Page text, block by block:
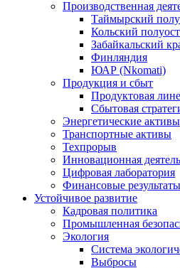
Производственная
Таймырский
Кольский
Забайкальский
Финляндия
ЮАР (Nkomati)
Продукция и сбыт
Продуктовая
Сбытовая
Энергетические активы
Транспортные активы
Техпрорыв
Инновационная
Цифровая лаборатория
Финансовые
Устойчивое развитие
Кадровая политика
Промышленная
Экология
Система
Выбросы